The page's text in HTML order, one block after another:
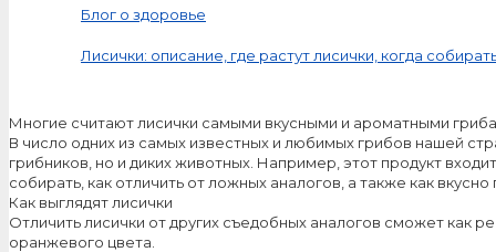
Блог о здоровье
Лисички: описание, где растут лисички, когда
Многие считают лисички самыми вкусными и ароматными
В число одних из самых известных и любимых грибов нашей
грибников, но и диких животных. Например, этот продукт
собирать, как отличить от ложных аналогов, а также как вкусно
Как выглядят лисички
Отличить лисички от других съедобных аналогов сможет как
оранжевого цвета.